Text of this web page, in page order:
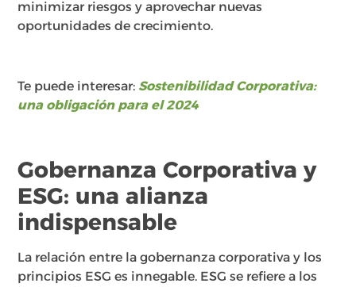
minimizar riesgos y aprovechar nuevas
oportunidades de crecimiento.
Te puede interesar: Sostenibilidad Corporativa:
una obligación para el 2024
Gobernanza Corporativa y
ESG: una alianza
indispensable
La relación entre la gobernanza corporativa y los
principios ESG es innegable. ESG se refiere a los